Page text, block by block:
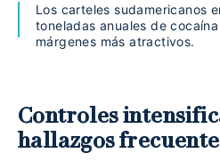
Los carteles sudamericanos
toneladas anuales de
márgenes más atractivos.
Controles
hallazgos